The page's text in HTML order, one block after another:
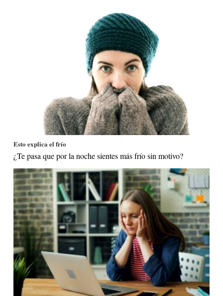
Esto explica el frío
¿Te pasa que por la noche sientes más frío sin motivo?